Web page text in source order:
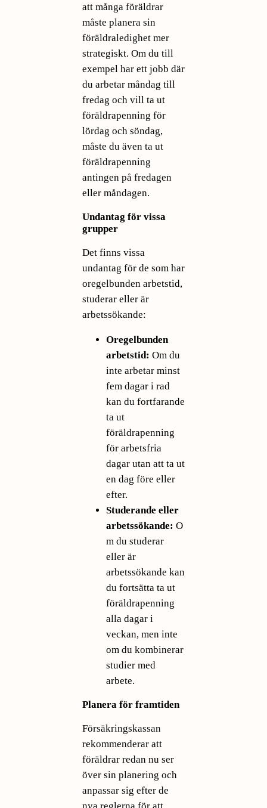
att många föräldrar
måste planera sin
föräldraledighet mer
strategiskt. Om du till
exempel har ett jobb där
du arbetar måndag till
fredag och vill ta ut
föräldrapenning för
lördag och söndag,
måste du även ta ut
föräldrapenning
antingen på fredagen
eller måndagen.
Undantag för vissa
grupper
Det finns vissa
undantag för de som har
oregelbunden arbetstid,
studerar eller är
arbetssökande:
Oregelbunden
arbetstid: Om du
inte arbetar minst
fem dagar i rad
kan du fortfarande
ta ut
föräldrapenning
för arbetsfria
dagar utan att ta ut
en dag före eller
efter.
Studerande eller
arbetssökande: O
m du studerar
eller är
arbetssökande kan
du fortsätta ta ut
föräldrapenning
alla dagar i
veckan, men inte
om du kombinerar
studier med
arbete.
Planera för framtiden
Försäkringskassan
rekommenderar att
föräldrar redan nu ser
över sin planering och
anpassar sig efter de